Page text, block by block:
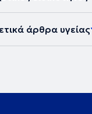
άρθρα υγείας